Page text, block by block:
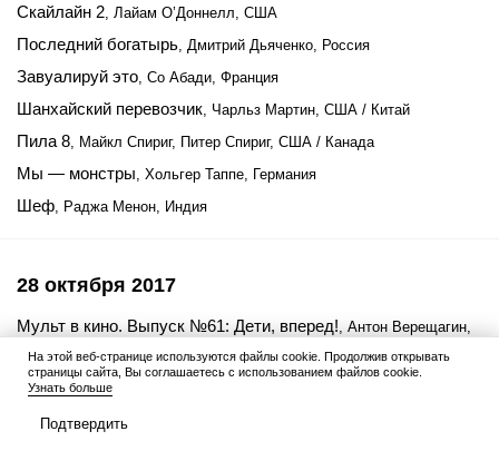
Скайлайн 2, Лайам О’Доннелл, США
Последний богатырь, Дмитрий Дьяченко, Россия
Завуалируй это, Со Абади, Франция
Шанхайский перевозчик, Чарльз Мартин, США / Китай
Пила 8, Майкл Спириг, Питер Спириг, США / Канада
Мы — монстры, Хольгер Таппе, Германия
Шеф, Раджа Менон, Индия
28 октября 2017
Мульт в кино. Выпуск №61: Дети, вперед!, Антон Верещагин,
Фиксики. Большой секрет, Андрей Колпин, Иван Пшонкин,
Васико Бедошвили, Россия
На этой веб-странице используются файлы cookie. Продолжив открывать
страницы сайта, Вы соглашаетесь с использованием файлов cookie.
Узнать больше
Подтвердить